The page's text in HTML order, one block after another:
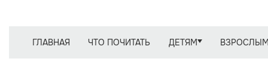
ГЛАВНАЯ ЧТО ПОЧИТАТЬ ДЕТЯМ